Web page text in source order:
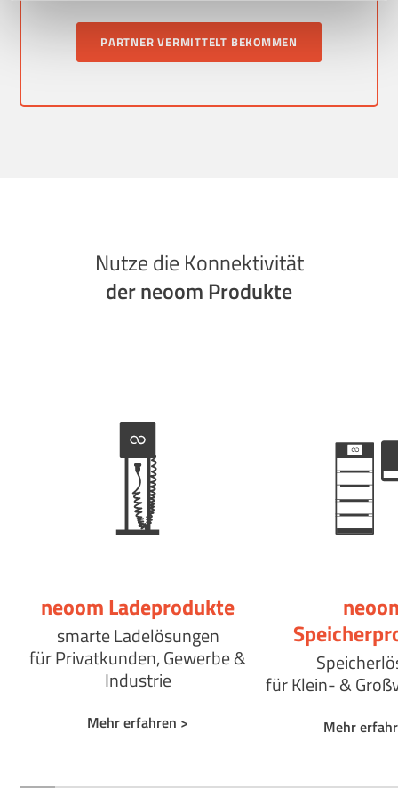
PARTNER VERMITTELT BEKOMMEN
Nutze die Konnektivität
der neoom Produkte
neoom Ladeprodukte
smarte Ladelösungen
für Privatkunden, Gewerbe &
Industrie
Mehr erfahren >
für Klein- &
Mehr